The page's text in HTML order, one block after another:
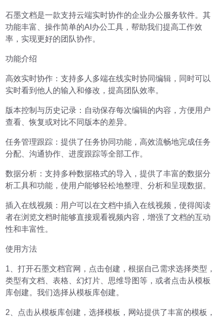
石墨文档是一款支持云端实时协作的企业办公服务软件。其
功能丰富、操作简单的AI办公工具，帮助我们提高工作效
率，实现更好的团队协作。
功能介绍
高效实时协作：支持多人多端在线实时协同编辑，同时可以
实时看到他人的输入和修改，提高团队效率。
版本控制与历史记录：自动保存每次编辑的内容，方便用户
查看、恢复或对比不同版本的差异。
任务管理跟踪：提供了任务协同功能，高效流畅地完成任务
分配、沟通协作、进度跟踪等全部工作。
数据分析：支持多种数据格式的导入，提供了丰富的数据分
析工具和功能，使用户能够轻松地整理、分析和呈现数据。
插入在线视频：用户可以在文档中插入在线视频，使得阅读
者在浏览文档时能够直接观看视频内容，增强了文档的互动
性和丰富性。
使用方法
1、打开石墨文档官网，点击创建，根据自己需求选择类型，
类型有文档、表格、幻灯片、思维导图等，或者点击从模板
库创建。我们选择从模板库创建。
2、点击从模板库创建，选择模板，网站提供了丰富的模板，